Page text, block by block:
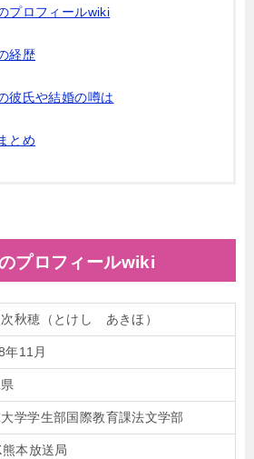
プロフィールwiki
経歴
彼氏や結婚の噂は
とめ
プロフィールwiki
秋穂（とけし あきほ）
年11月
学学生部国際教育課法文学部
熊本放送局